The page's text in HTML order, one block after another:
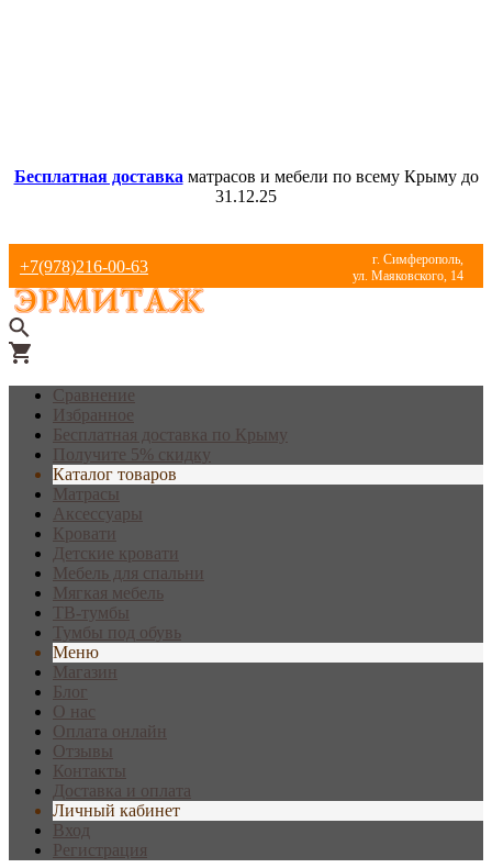
Бесплатная доставка матрасов и мебели по всему Крыму до
31.12.25
+7(978)216-00-63
г. Симферополь,
ул. Маяковского, 14
Сравнение
Избранное
Бесплатная доставка по Крыму
Получите 5% скидку
Каталог товаров
Матрасы
Аксессуары
Кровати
Детские кровати
Мебель для спальни
Мягкая мебель
ТВ-тумбы
Тумбы под обувь
Меню
Магазин
Блог
О нас
Оплата онлайн
Отзывы
Контакты
Доставка и оплата
Личный кабинет
Вход
Регистрация